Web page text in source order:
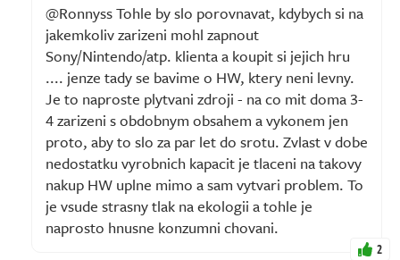
@Ronnyss Tohle by slo porovnavat, kdybych si na
jakemkoliv zarizeni mohl zapnout
Sony/Nintendo/atp. klienta a koupit si jejich hru
.... jenze tady se bavime o HW, ktery neni levny.
Je to naproste plytvani zdroji - na co mit doma 3-
4 zarizeni s obdobnym obsahem a vykonem jen
proto, aby to slo za par let do srotu. Zvlast v dobe
nedostatku vyrobnich kapacit je tlaceni na takovy
nakup HW uplne mimo a sam vytvari problem. To
je vsude strasny tlak na ekologii a tohle je
naprosto hnusne konzumni chovani.
2